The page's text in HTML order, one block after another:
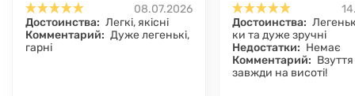
08.07.2026
Достоинства: Легкі, якісні
Комментарий: Дуже легенькі,
гарні
Достоинства:
ки та дуже зручні
Недостатки: Немає
Комментарий:
завжди на висоті!